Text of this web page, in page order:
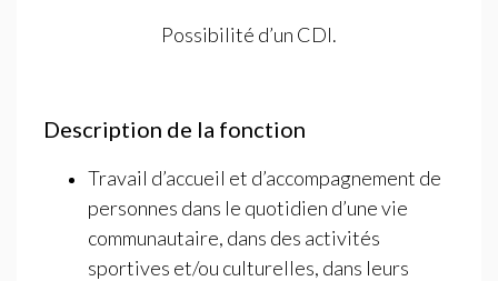
Possibilité d’un CDI.
Description de la fonction
Travail d’accueil et d’accompagnement de
personnes dans le quotidien d’une vie
communautaire, dans des activités
sportives et/ou culturelles, dans leurs